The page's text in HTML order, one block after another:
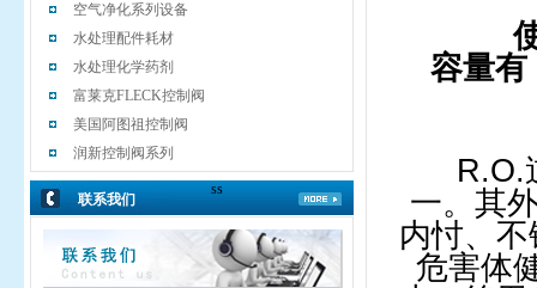
空气净化系列设备
水处理配件耗材
水处理化学药剂
富莱克FLECK控制阀
美国阿图祖控制阀
润新控制阀系列
联系我们
ss
容量有
R.O.
一。其
内忖、
危害体